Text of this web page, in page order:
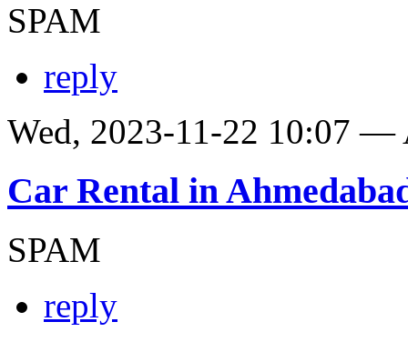
SPAM
reply
Wed, 2023-11-22 10:07 —
Car Rental in
SPAM
reply